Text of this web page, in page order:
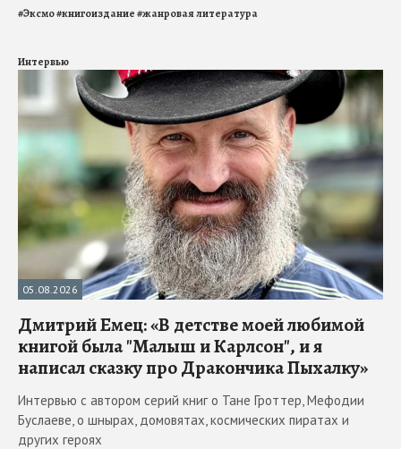
#Эксмо#книгоиздание#жанровая литература
Интервью
05.08.2026
Дмитрий Емец: «В детстве моей любимой
книгой была "Малыш и Карлсон", и я
написал сказку про Дракончика Пыхалку»
Интервью с автором серий книг о Тане Гроттер, Мефодии
Буслаеве, о шнырах, домовятах, космических пиратах и
других героях